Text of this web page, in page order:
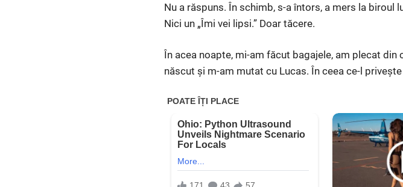
Nu a răspuns. În schimb, s-a întors, a mers la biroul
Nici un „Îmi vei lipsi.” Doar tăcere.
În acea noapte, mi-am făcut bagajele, am plecat
născut și m-am mutat cu Lucas. În ceea ce-l